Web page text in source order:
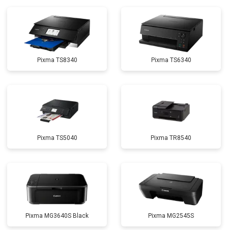
Pixma TS8340 Pixma TS6340
Pixma TS5040 Pixma TR8540
Pixma MG3640S Black Pixma MG2545S